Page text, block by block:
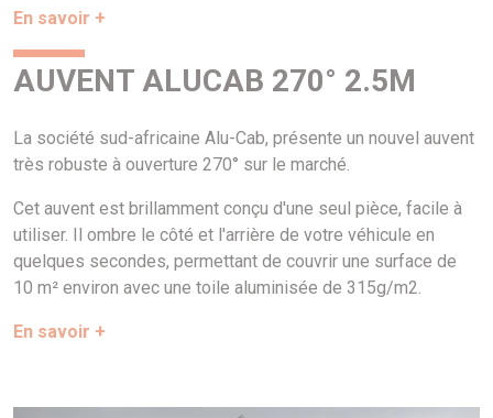
En savoir +
AUVENT ALUCAB 270° 2.5M
La société sud-africaine Alu-Cab, présente un nouvel auvent
très robuste à ouverture 270° sur le marché.
Cet auvent est brillamment conçu d'une seul pièce, facile à
utiliser. Il ombre le côté et l'arrière de votre véhicule en
quelques secondes, permettant de couvrir une surface de
10 m² environ avec une toile aluminisée de 315g/m2.
En savoir +